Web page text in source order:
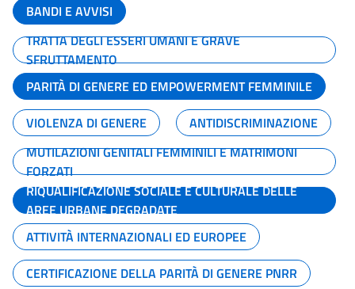
BANDI E AVVISI
TRATTA DEGLI ESSERI UMANI E GRAVE
SFRUTTAMENTO
PARITÀ DI GENERE ED EMPOWERMENT FEMMINILE
VIOLENZA DI GENERE
ANTIDISCRIMINAZIONE
MUTILAZIONI GENITALI FEMMINILI E MATRIMONI
FORZATI
RIQUALIFICAZIONE SOCIALE E CULTURALE DELLE
AREE URBANE DEGRADATE
ATTIVITÀ INTERNAZIONALI ED EUROPEE
CERTIFICAZIONE DELLA PARITÀ DI GENERE PNRR